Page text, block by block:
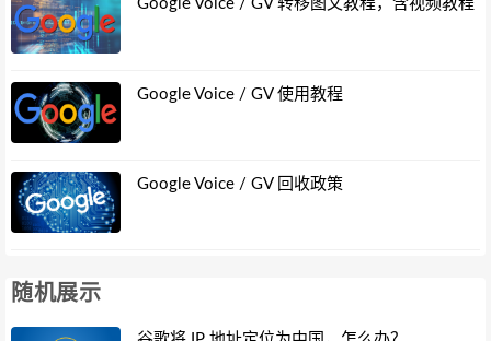
Google Voice / GV 转移图文教程，含视频教程
Google Voice / GV 使用教程
Google Voice / GV 回收政策
随机展示